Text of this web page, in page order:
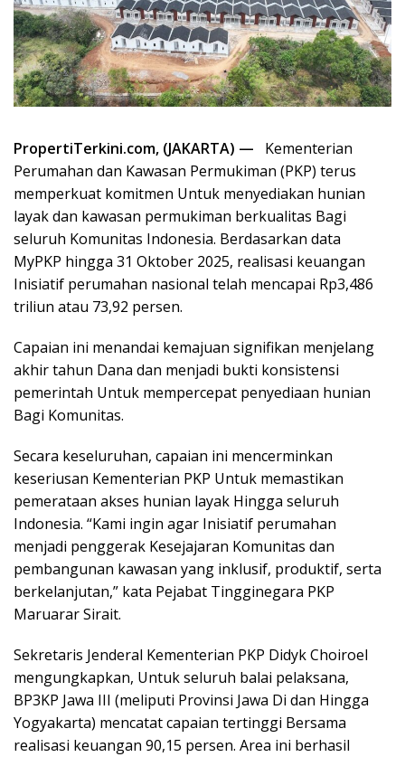
PropertiTerkini.com, (JAKARTA) — Kementerian
Perumahan dan Kawasan Permukiman (PKP) terus
memperkuat komitmen Untuk menyediakan hunian
layak dan kawasan permukiman berkualitas Bagi
seluruh Komunitas Indonesia. Berdasarkan data
MyPKP hingga 31 Oktober 2025, realisasi keuangan
Inisiatif perumahan nasional telah mencapai Rp3,486
triliun atau 73,92 persen.
Capaian ini menandai kemajuan signifikan menjelang
akhir tahun Dana dan menjadi bukti konsistensi
pemerintah Untuk mempercepat penyediaan hunian
Bagi Komunitas.
Secara keseluruhan, capaian ini mencerminkan
keseriusan Kementerian PKP Untuk memastikan
pemerataan akses hunian layak Hingga seluruh
Indonesia. “Kami ingin agar Inisiatif perumahan
menjadi penggerak Kesejajaran Komunitas dan
pembangunan kawasan yang inklusif, produktif, serta
berkelanjutan,” kata Pejabat Tingginegara PKP
Maruarar Sirait.
Sekretaris Jenderal Kementerian PKP Didyk Choiroel
mengungkapkan, Untuk seluruh balai pelaksana,
BP3KP Jawa III (meliputi Provinsi Jawa Di dan Hingga
Yogyakarta) mencatat capaian tertinggi Bersama
realisasi keuangan 90,15 persen. Area ini berhasil